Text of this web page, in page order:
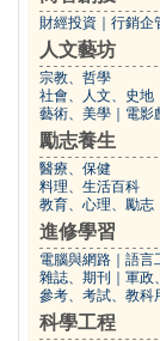
財經投資 行銷企
人文藝坊
宗教、哲學
社會、人文、史地
藝術、美學
電影
勵志養生
醫療、保健
料理、生活百科
教育、心理、勵志
進修學習
電腦與網路
語言
雜誌、期刊
軍政
參考、考試、教科
科學工程